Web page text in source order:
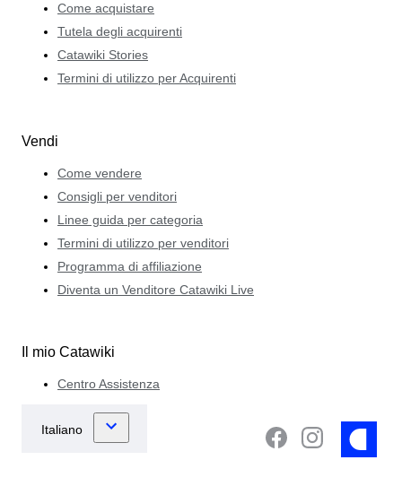
Come acquistare
Tutela degli acquirenti
Catawiki Stories
Termini di utilizzo per Acquirenti
Vendi
Come vendere
Consigli per venditori
Linee guida per categoria
Termini di utilizzo per venditori
Programma di affiliazione
Diventa un Venditore Catawiki Live
Il mio Catawiki
Centro Assistenza